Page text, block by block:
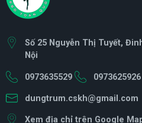
Số 25 Nguyễn Thị Tuyết,
Nội
0973635529 0973625926
dungtrum.cskh@gmail.com
Xem địa chỉ trên Google